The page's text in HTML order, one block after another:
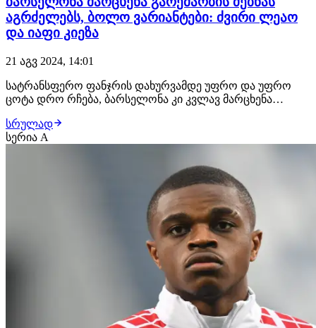
აგრძელებს, ბოლო ვარიანტები: ძვირი ლეაო
და იაფი კიეზა
21 აგვ 2024, 14:01
სატრანსფერო ფანჯრის დახურვამდე უფრო და უფრო
ცოტა დრო რჩება, ბარსელონა კი კვლავ მარცხენა
ნიკო უილიამსი, მაგრამ მან კიდევ ერთი სეზონით
ბილბაოს ატლეტიკში დარჩენა გადაწყვიტა. ვნახოთ, რა
სრულად
სერია A